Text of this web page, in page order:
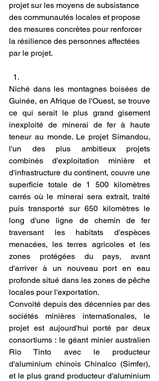
projet sur les moyens de subsistance
des communautés locales et propose
des mesures concrètes pour renforcer
la résilience des personnes affectées
par le projet.
Niché dans les montagnes boisées de
Guinée, en Afrique de l'Ouest, se trouve
ce qui serait le plus grand gisement
inexploité de minerai de fer à haute
teneur au monde. Le projet Simandou,
l'un des plus ambitieux projets
combinés d'exploitation minière et
d'infrastructure du continent, couvre une
superficie totale de 1 500 kilomètres
carrés où le minerai sera extrait, traité
puis transporté sur 650 kilomètres le
long d'une ligne de chemin de fer
traversant les habitats d'espèces
menacées, les terres agricoles et les
zones protégées du pays, avant
d'arriver à un nouveau port en eau
profonde situé dans les zones de pêche
locales pour l'exportation.
Convoité depuis des décennies par des
sociétés minières internationales, le
projet est aujourd'hui porté par deux
consortiums : le géant minier australien
Rio Tinto avec le producteur
d'aluminium chinois Chinalco (Simfer),
et le plus grand producteur d'aluminium